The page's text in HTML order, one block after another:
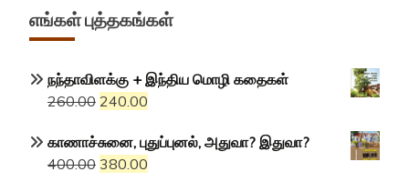
எங்கள் புத்தகங்கள்
நந்தாவிளக்கு + இந்திய மொழி கதைகள்
260.00 Original
was:
₹260.00.
240.00
is:
காணாச்சுனை, புதுப்புனல், அதுவா? இதுவா?
400.00 Original
380.00